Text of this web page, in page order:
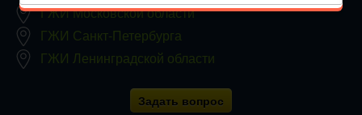
ГЖИ Московской области
ГЖИ Санкт-Петербурга
ГЖИ Ленинградской области
Задать вопрос